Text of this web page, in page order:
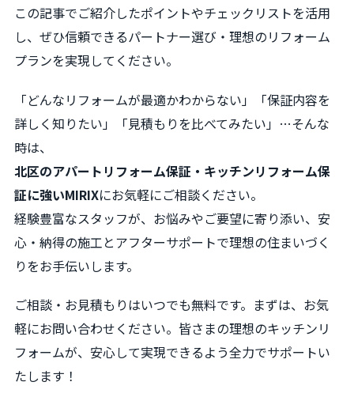
この記事でご紹介したポイントやチェックリストを活用
し、ぜひ信頼できるパートナー選び・理想のリフォーム
プランを実現してください。
「どんなリフォームが最適かわからない」「保証内容を
詳しく知りたい」「見積もりを比べてみたい」…そんな
時は、
北区のアパートリフォーム保証・キッチンリフォーム保
証に強いMIRIXにお気軽にご相談ください。
経験豊富なスタッフが、お悩みやご要望に寄り添い、安
心・納得の施工とアフターサポートで理想の住まいづく
りをお手伝いします。
ご相談・お見積もりはいつでも無料です。まずは、お気
軽にお問い合わせください。皆さまの理想のキッチンリ
フォームが、安心して実現できるよう全力でサポートい
たします！